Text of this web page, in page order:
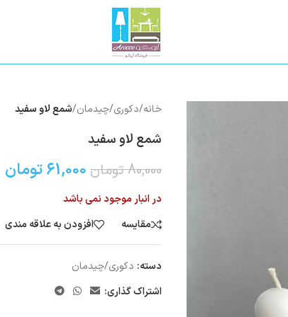
خانه/دکوری/چیدمان/شمع لاو سفید
شمع لاو سفید
80,000 تومان 61,000تومان
در انبار موجود نمی باشد
مقایسه
افزودن به علاقه مندی
دسته: دکوری/چیدمان
اشتراک گذاری: